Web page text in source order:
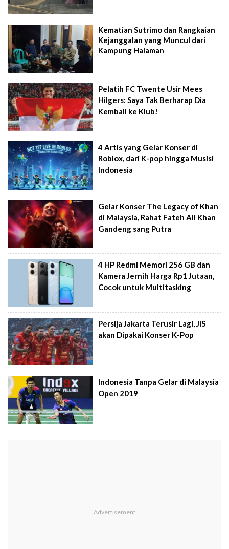
Kematian Sutrimo dan Rangkaian
Kejanggalan yang Muncul dari
Kampung Halaman
Pelatih FC Twente Usir Mees
Hilgers: Saya Tak Berharap Dia
Kembali ke Klub!
4 Artis yang Gelar Konser di
Roblox, dari K-pop hingga Musisi
Indonesia
Gelar Konser The Legacy of Khan
di Malaysia, Rahat Fateh Ali Khan
Gandeng sang Putra
4 HP Redmi Memori 256 GB dan
Kamera Jernih Harga Rp1 Jutaan,
Cocok untuk Multitasking
Persija Jakarta Terusir Lagi, JIS
akan Dipakai Konser K-Pop
Indonesia Tanpa Gelar di Malaysia
Open 2019